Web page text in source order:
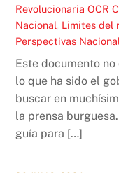
Revolucionaria OCR
Nacional Limites del
Perspectivas
Este documento
lo que ha sido el
buscar en
la prensa
guía para […]